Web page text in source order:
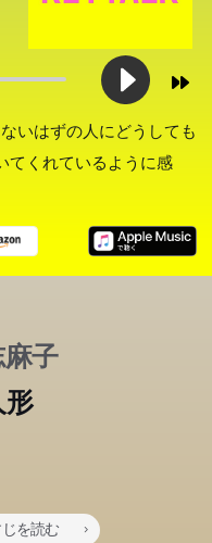
いはずの人にどうしても
てくれているように感
子
形
を読む